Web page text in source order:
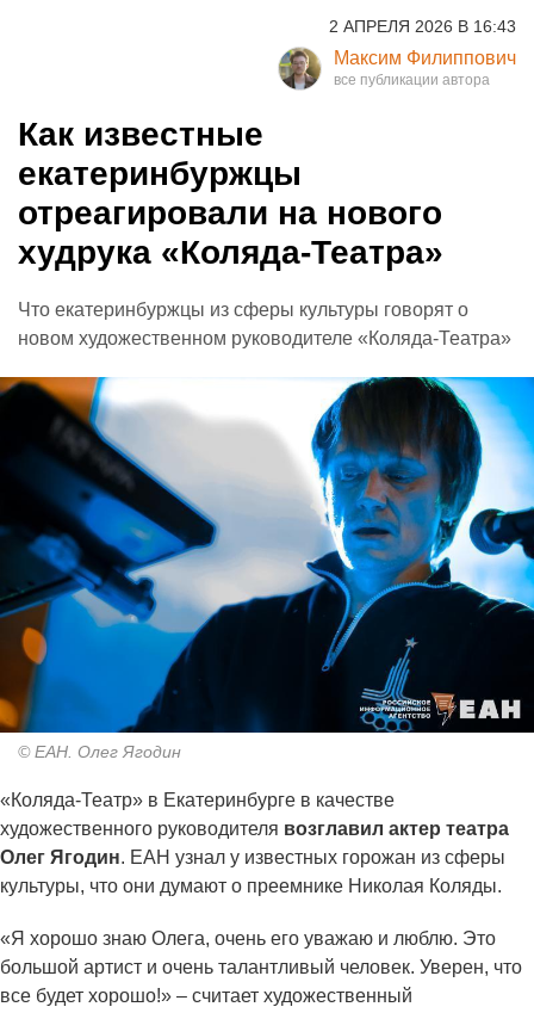
2 АПРЕЛЯ 2026 В 16:43
Максим Филиппович
Как известные
екатеринбуржцы
отреагировали на нового
худрука «Коляда-Театра»
Что екатеринбуржцы из сферы культуры говорят о
новом художественном руководителе «Коляда-Театра»
© ЕАН. Олег Ягодин
«Коляда-Театр» в Екатеринбурге в качестве
художественного руководителя возглавил актер театра
Олег Ягодин. ЕАН узнал у известных горожан из сферы
культуры, что они думают о преемнике Николая Коляды.
«Я хорошо знаю Олега, очень его уважаю и люблю. Это
большой артист и очень талантливый человек. Уверен, что
все будет хорошо!» – считает художественный